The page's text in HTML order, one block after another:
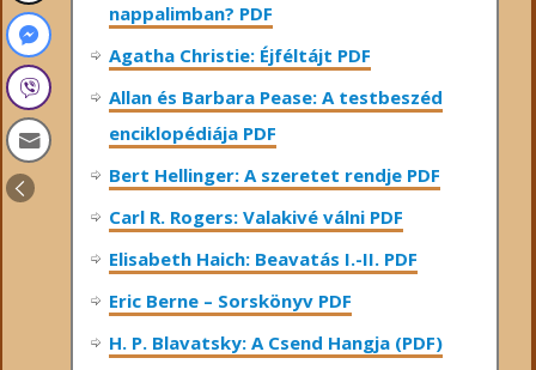
nappalimban? PDF
Agatha Christie: Éjféltájt PDF
Allan és Barbara Pease: A testbeszéd
enciklopédiája PDF
Bert Hellinger: A ​szeretet rendje PDF
Carl R. Rogers: Valakivé válni PDF
Elisabeth Haich: Beavatás I.-II. PDF
Eric Berne – Sorskönyv PDF
H. P. Blavatsky: A Csend Hangja (PDF)